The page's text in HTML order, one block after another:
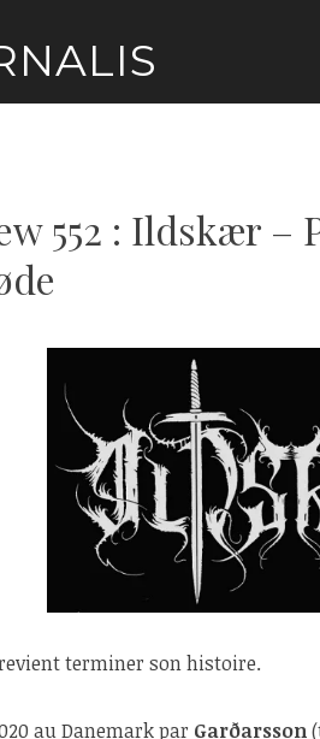
552 : Ildskær –
terminer son histoire.
au Danemark par Garðarsson